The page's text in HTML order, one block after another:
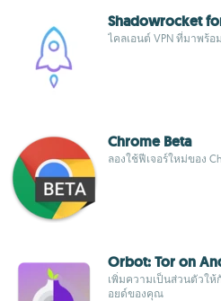
Shadowrocket
ไคลเอนต์ VPN ที่มาพร้
Chrome Beta
ลองใช้ฟีเจอร์ใหม่ของ
Orbot: Tor on
เพิ่มความเป็นส่วนตัวให้
อยด์ของคุณ